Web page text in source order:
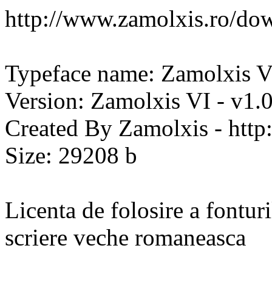
http://www.zamolxis.ro/
Typeface name: Zamolxis
Version: Zamolxis VI -
Created By Zamolxis -
Size: 29208 b
Licenta de folosire a
scriere veche romaneasca